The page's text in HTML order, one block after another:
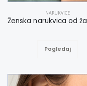
NARUKVICE
Pogledaj